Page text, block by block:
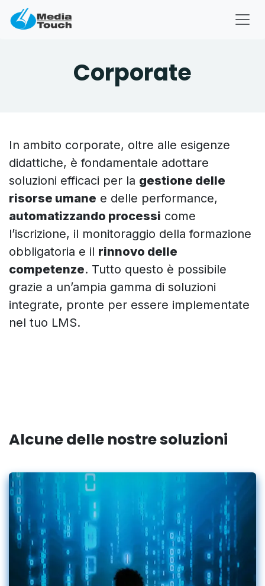
Passa al contenuto
Corporate
In ambito corporate, oltre alle esigenze
didattiche, è fondamentale adottare
soluzioni efficaci per la gestione delle
risorse umane e delle performance,
automatizzando processi come
l’iscrizione, il monitoraggio della formazione
obbligatoria e il rinnovo delle
competenze. Tutto questo è possibile
grazie a un’ampia gamma di soluzioni
integrate, pronte per essere implementate
nel tuo LMS.
Alcune delle nostre soluzioni